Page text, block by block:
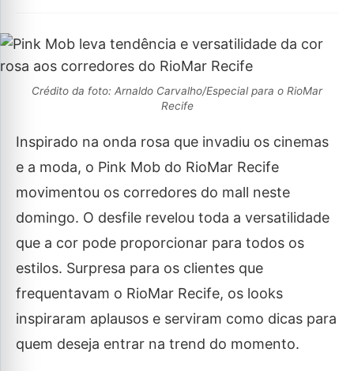
Crédito da foto: Arnaldo Carvalho/Especial para o RioMar
Recife
Inspirado na onda rosa que invadiu os cinemas
e a moda, o Pink Mob do RioMar Recife
movimentou os corredores do mall neste
domingo. O desfile revelou toda a versatilidade
que a cor pode proporcionar para todos os
estilos. Surpresa para os clientes que
frequentavam o RioMar Recife, os looks
inspiraram aplausos e serviram como dicas para
quem deseja entrar na trend do momento.